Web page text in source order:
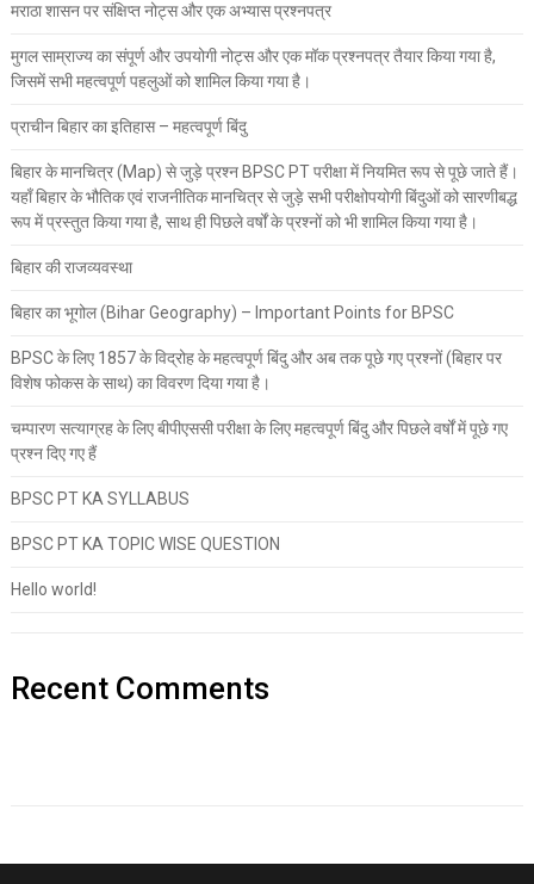
मराठा शासन पर संक्षिप्त नोट्स और एक अभ्यास प्रश्नपत्र
मुगल साम्राज्य का संपूर्ण और उपयोगी नोट्स और एक मॉक प्रश्नपत्र तैयार किया गया है,
जिसमें सभी महत्वपूर्ण पहलुओं को शामिल किया गया है।
प्राचीन बिहार का इतिहास – महत्वपूर्ण बिंदु
बिहार के मानचित्र (Map) से जुड़े प्रश्न BPSC PT परीक्षा में नियमित रूप से पूछे जाते हैं।
यहाँ बिहार के भौतिक एवं राजनीतिक मानचित्र से जुड़े सभी परीक्षोपयोगी बिंदुओं को सारणीबद्ध
रूप में प्रस्तुत किया गया है, साथ ही पिछले वर्षों के प्रश्नों को भी शामिल किया गया है।
बिहार की राजव्यवस्था
बिहार का भूगोल (Bihar Geography) – Important Points for BPSC
BPSC के लिए 1857 के विद्रोह के महत्वपूर्ण बिंदु और अब तक पूछे गए प्रश्नों (बिहार पर
विशेष फोकस के साथ) का विवरण दिया गया है।
चम्पारण सत्याग्रह के लिए बीपीएससी परीक्षा के लिए महत्वपूर्ण बिंदु और पिछले वर्षों में पूछे गए
प्रश्न दिए गए हैं
BPSC PT KA SYLLABUS
BPSC PT KA TOPIC WISE QUESTION
Hello world!
Recent Comments